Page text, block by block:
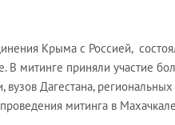
Крыма с Россией,
В митинге приняли участие
Дагестана,
митинга в